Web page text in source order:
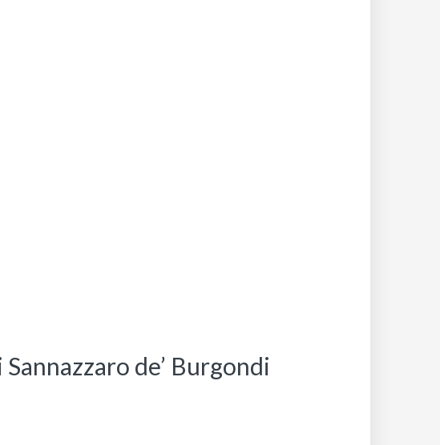
de’ Burgondi